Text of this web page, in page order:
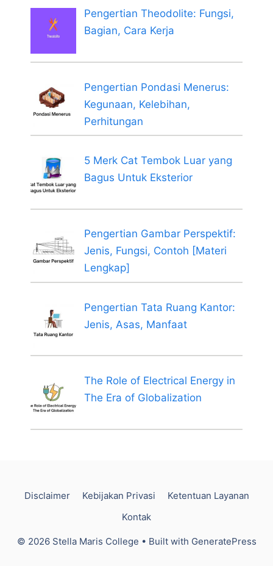
Pengertian Theodolite: Fungsi,
Bagian, Cara Kerja
Pengertian Pondasi Menerus:
Kegunaan, Kelebihan,
Perhitungan
5 Merk Cat Tembok Luar yang
Bagus Untuk Eksterior
Pengertian Gambar Perspektif:
Jenis, Fungsi, Contoh [Materi
Lengkap]
Pengertian Tata Ruang Kantor:
Jenis, Asas, Manfaat
The Role of Electrical Energy in
The Era of Globalization
Disclaimer Kebijakan Privasi
Ketentuan Layanan
Kontak
© 2026 Stella Maris College • Built with GeneratePress